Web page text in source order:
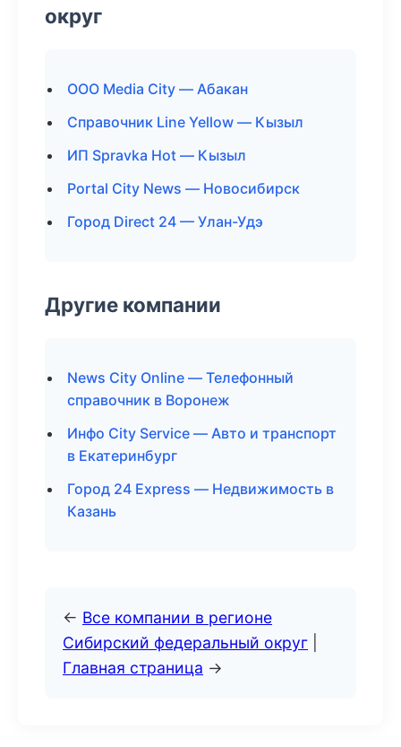
округ
ООО Media City — Абакан
Справочник Line Yellow — Кызыл
ИП Spravka Hot — Кызыл
Portal City News — Новосибирск
Город Direct 24 — Улан-Удэ
Другие компании
News City Online — Телефонный
справочник в Воронеж
Инфо City Service — Авто и транспорт
в Екатеринбург
Город 24 Express — Недвижимость в
Казань
← Все компании в регионе
Сибирский федеральный округ
Главная страница →